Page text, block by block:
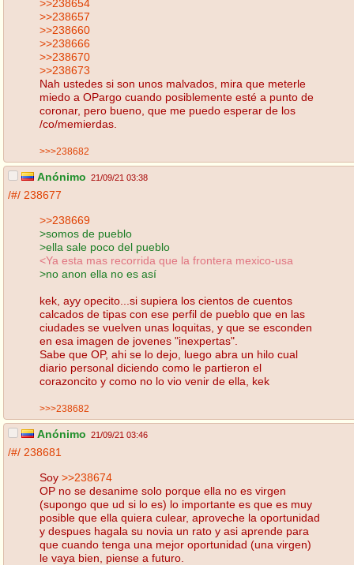
>>238654
>>238657
>>238660
>>238666
>>238670
>>238673
Nah ustedes si son unos malvados, mira que meterle
miedo a OPargo cuando posiblemente esté a punto de
coronar, pero bueno, que me puedo esperar de los
/co/memierdas.
>>>238682
Anónimo 21/09/21 03:38
/#/ 238677
>>238669
>somos de pueblo
>ella sale poco del pueblo
<Ya esta mas recorrida que la frontera mexico-usa
>no anon ella no es así
kek, ayy opecito...si supiera los cientos de cuentos
calcados de tipas con ese perfil de pueblo que en las
ciudades se vuelven unas loquitas, y que se esconden
en esa imagen de jovenes "inexpertas".
Sabe que OP, ahi se lo dejo, luego abra un hilo cual
diario personal diciendo como le partieron el
corazoncito y como no lo vio venir de ella, kek
>>>238682
Anónimo 21/09/21 03:46
/#/ 238681
Soy >>238674
OP no se desanime solo porque ella no es virgen
(supongo que ud si lo es) lo importante es que es muy
posible que ella quiera culear, aproveche la oportunidad
y despues hagala su novia un rato y asi aprende para
que cuando tenga una mejor oportunidad (una virgen)
le vaya bien, piense a futuro.